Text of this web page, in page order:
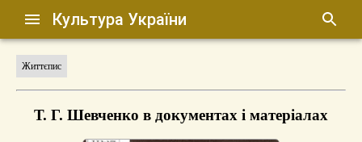
Культура України
Життєпис
Т. Г. Шевченко в документах і матеріалах